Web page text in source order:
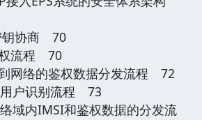
协商 70
流程 70
网络的鉴权数据分发流程 72
户识别流程 73
域内IMSI和鉴权数据的分发流